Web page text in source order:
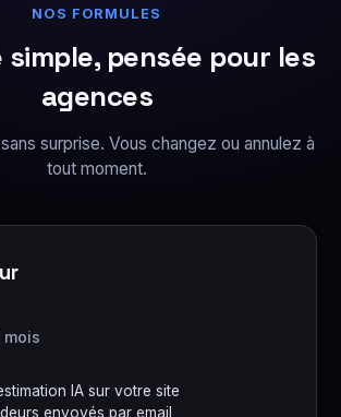
NOS FORMULES
pensée pour les
agences
surprise. Vous changez ou annulez à
tout moment.
mois
IA sur votre site
envoyés par email